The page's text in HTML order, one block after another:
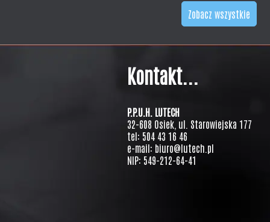
Zobacz wszystkie
Kontakt...
P.P.U.H. LUTECH
32-608 Osiek, ul. Starowiejska 177
tel: 504 43 16 46
e-mail: biuro@lutech.pl
NIP: 549-212-64-41